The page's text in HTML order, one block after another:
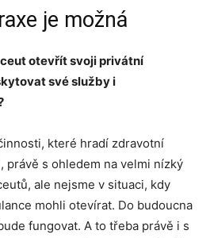
je možná
otevřít svoji privátní
své služby i
které hradí zdravotní
právě s ohledem na velmi nízký
ale nejsme v situaci, kdy
mohli otevírat. Do budoucna
fungovat. A to třeba právě i s